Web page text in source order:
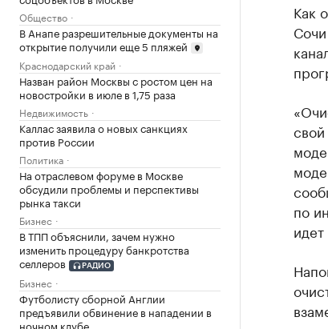
Общество
В Анапе разрешительные документы на
открытие получили еще 5 пляжей
Краснодарский край
Назван район Москвы с ростом цен на
новостройки в июле в 1,75 раза
Недвижимость
Каллас заявила о новых санкциях
против России
Политика
На отраслевом форуме в Москве
обсудили проблемы и перспективы
рынка такси
Бизнес
В ТПП объяснили, зачем нужно
изменить процедуру банкротства
селлеров
РАДИО
Бизнес
Футболисту сборной Англии
предъявили обвинение в нападении в
ночном клубе
Как
по